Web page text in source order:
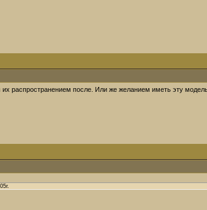
распространением после. Или же желанием иметь эту